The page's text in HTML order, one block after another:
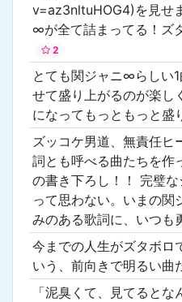
v=az3nltuHOG4)を見せ
∞が全て詰まってる！ズ
2
とても関ジャニ∞らしい
せて盛り上がるのが楽し
になってもっともっと盛
ズッコケ男道、無責任
詞とも呼べる曲たちを作
の書き下ろし！！ 完璧
って思わない。いまの
みのある歌詞に、いつも
今までの人生がズタボロ
いう、前向きで明るい曲
「泥臭くて、見てると